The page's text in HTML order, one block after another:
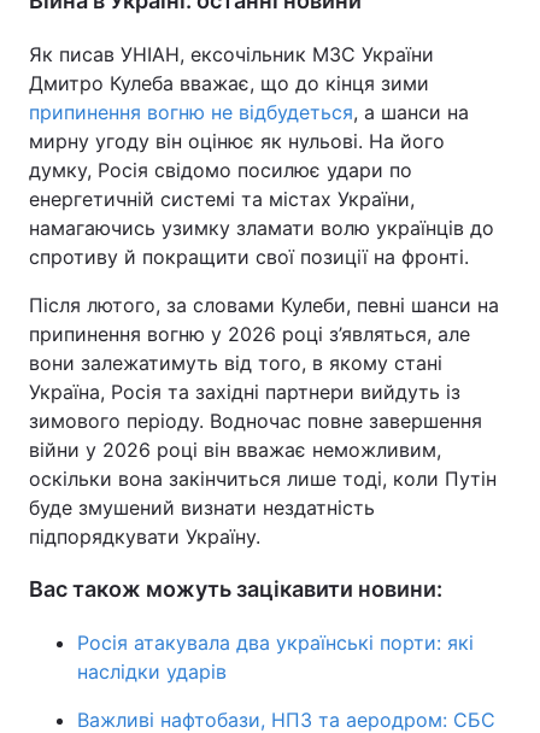
Як писав УНІАН, ексочільник МЗС України
Дмитро Кулеба вважає, що до кінця зими
припинення вогню не відбудеться, а шанси на
мирну угоду він оцінює як нульові. На його
думку, Росія свідомо посилює удари по
енергетичній системі та містах України,
намагаючись узимку зламати волю українців до
спротиву й покращити свої позиції на фронті.
Після лютого, за словами Кулеби, певні шанси на
припинення вогню у 2026 році з’являться, але
вони залежатимуть від того, в якому стані
Україна, Росія та західні партнери вийдуть із
зимового періоду. Водночас повне завершення
війни у 2026 році він вважає неможливим,
оскільки вона закінчиться лише тоді, коли Путін
буде змушений визнати нездатність
підпорядкувати Україну.
Вас також можуть зацікавити новини:
Росія атакувала два українські порти: які
наслідки ударів
Важливі нафтобази, НПЗ та аеродром: СБС